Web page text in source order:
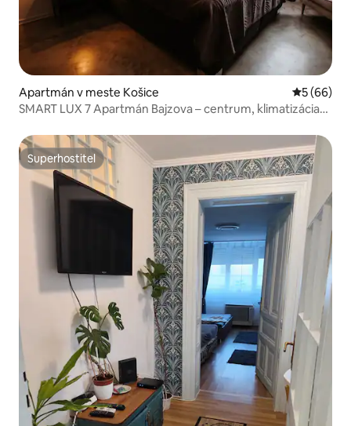
Apartmán v meste Košice
5 (66)
SMART LUX 7 Apartmán Bajzova – centrum, klimatizácia
Superhostiteľ
Superhostiteľ